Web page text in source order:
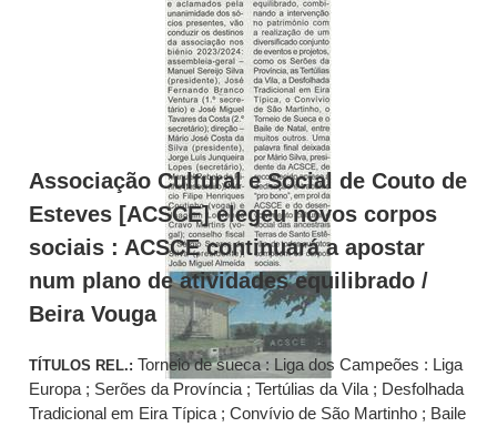
Associação Cultural e Social de Couto de
Esteves [ACSCE] elegeu novos corpos
sociais : ACSCE continuará a apostar
num plano de atividades equilibrado /
Beira Vouga
TÍTULOS REL.: Torneio de sueca : Liga dos Campeões : Liga
Europa ; Serões da Província ; Tertúlias da Vila ; Desfolhada
Tradicional em Eira Típica ; Convívio de São Martinho ; Baile